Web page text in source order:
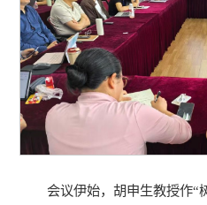
会议伊始，胡申生教授作“